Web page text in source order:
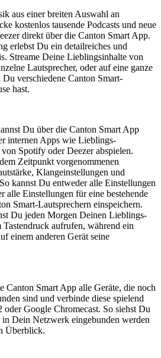
aus einer breiten Auswahl an
kostenlos tausende Podcasts und neue
direkt über die Canton Smart App.
erlebst Du ein detailreiches und
Streame Deine Lieblingsinhalte von
Lautsprecher, oder auf eine ganze
verschiedene Canton Smart-
hast.
Du über die Canton Smart App
internen Apps wie Lieblings-
Spotify oder Deezer abspielen.
Zeitpunkt vorgenommenen
Klangeinstellungen und
kannst Du entweder alle Einstellungen
alle Einstellungen für eine bestehende
Smart-Lautsprechern einspeichern.
Du jeden Morgen Deinen Lieblings-
aufrufen, während ein
einem anderen Gerät seine
Canton Smart App alle Geräte, die noch
sind und verbinde diese spielend
Google Chromecast. So siehst Du
in Dein Netzwerk eingebunden werden
Überblick.